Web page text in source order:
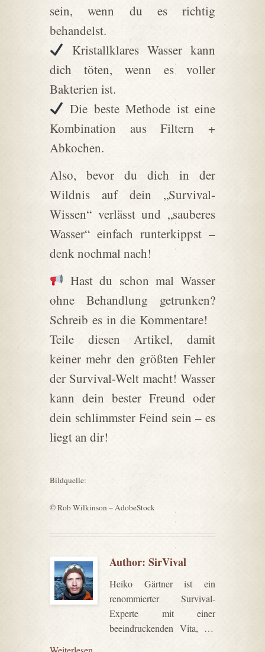
sein, wenn du es richtig
behandelst.
Kristallklares Wasser kann
dich töten, wenn es voller
Bakterien ist.
Die beste Methode ist eine
Kombination aus Filtern +
Abkochen.
Also, bevor du dich in der
Wildnis auf dein „Survival-
Wissen“ verlässt und „sauberes
Wasser“ einfach runterkippst –
denk nochmal nach!
Hast du schon mal Wasser
ohne Behandlung getrunken?
Schreib es in die Kommentare!
Teile diesen Artikel, damit
keiner mehr den größten Fehler
der Survival-Welt macht! Wasser
kann dein bester Freund oder
dein schlimmster Feind sein – es
liegt an dir!
Bildquelle:
© Rob Wilkinson – AdobeStock
Author: SirVival
Heiko Gärtner ist ein
renommierter Survival-
Experte mit einer
beeindruckenden Vita, die